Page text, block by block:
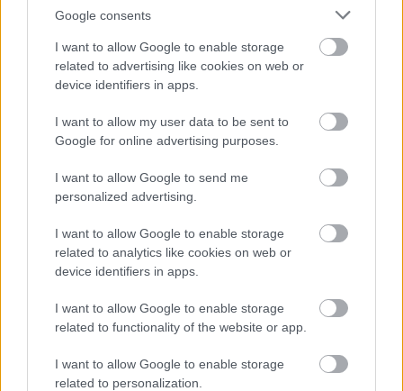
Google consents
I want to allow Google to enable storage
related to advertising like cookies on web or
device identifiers in apps.
I want to allow my user data to be sent to
Google for online advertising purposes.
I want to allow Google to send me
personalized advertising.
I want to allow Google to enable storage
related to analytics like cookies on web or
device identifiers in apps.
I want to allow Google to enable storage
related to functionality of the website or app.
I want to allow Google to enable storage
related to personalization.
megkeresések dacára a nyolcszoros
futamgyőztes nem fog elutazni az USA
Nagydíjra, így Austin kulcsának átadására
Eközben bejelentkezett az első versenysorozat is
Ricciardo kegyeiért, méghozzá Ausztrália rangos
túraautós szériája, a Supercars. A bajnokságot
irányító Shane Howard lelki szemei előtt máris
megjelentek annak képei, ahogy az ország
leghíresebb autóversenyzője száguld a legendás
Bathurstben vagy éppen szülővárosa, Perth utcai
pályáján – noha hozzátette, még nem történt
meg a formális megkeresés, de hamarosan